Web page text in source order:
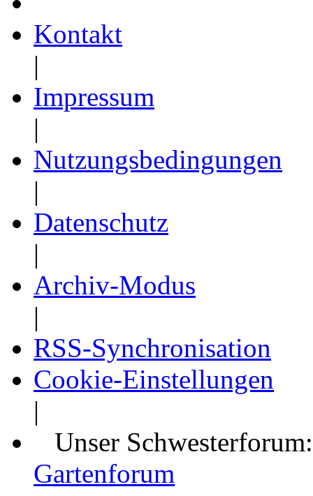
Kontakt
|
Impressum
|
Nutzungsbedingungen
|
Datenschutz
|
Archiv-Modus
|
RSS-Synchronisation
Cookie-Einstellungen
|
Unser
Gartenforum